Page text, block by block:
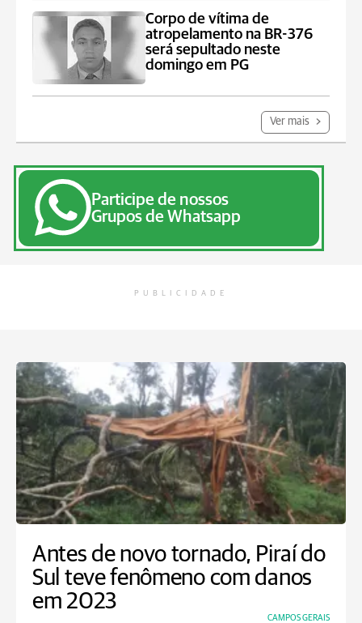
Corpo de vítima de
atropelamento na BR-376
será sepultado neste
domingo em PG
Ver mais
Participe de nossos
Grupos de Whatsapp
PUBLICIDADE
Antes de novo tornado, Piraí do
Sul teve fenômeno com danos
em 2023
CAMPOS GERAIS